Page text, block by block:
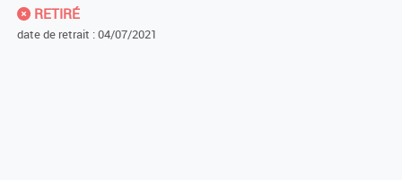
RETIRÉ
date de retrait : 04/07/2021